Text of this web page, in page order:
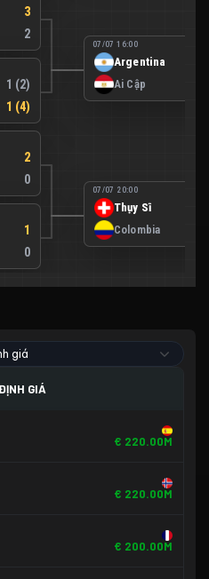
3
2
1 (2)
1 (4)
2
0
1
0
07/07 16:00
Argentina
Ai Cập
07/07 20:00
Thụy Sĩ
Colombia
giá
GIÁ
€ 220.00M
€ 220.00M
€ 200.00M